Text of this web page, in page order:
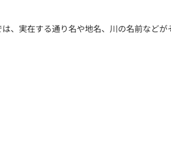
、実在する通り名や地名、川の名前などが